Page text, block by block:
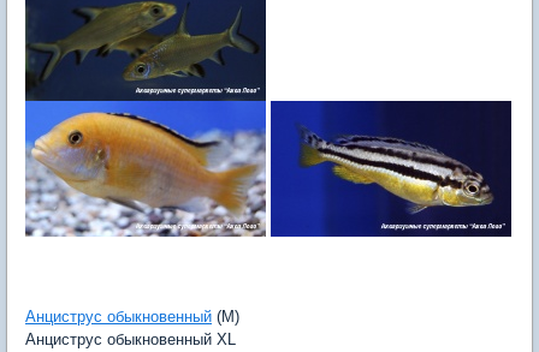
Анциструс обыкновенный (M)
Анциструс обыкновенный XL